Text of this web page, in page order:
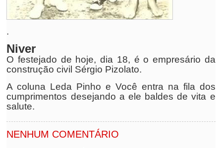
.
Niver
O festejado de hoje, dia 18, é o empresário da
construção civil Sérgio Pizolato.
A coluna Leda Pinho e Você entra na fila dos
cumprimentos desejando a ele baldes de vita e
salute.
NENHUM COMENTÁRIO